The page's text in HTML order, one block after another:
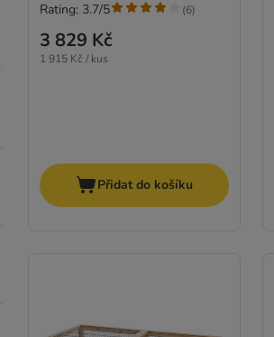
3 829 Kč
1 915 Kč / kus
Rating: 3.7/5 (6)
Přidat do košíku